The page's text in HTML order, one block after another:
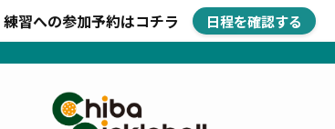
習への参加予約はコチラ 日程を確認する